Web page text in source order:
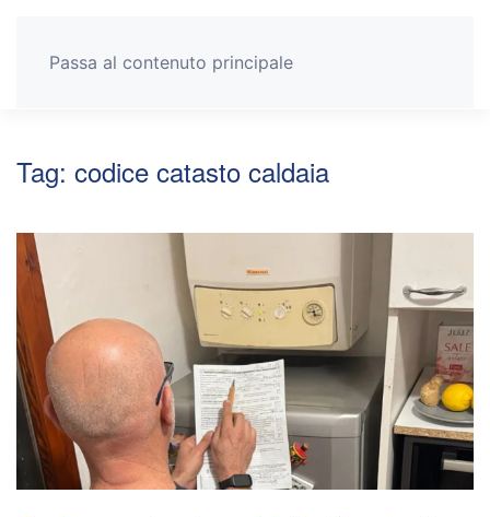
Passa al contenuto principale
Tag: codice catasto caldaia